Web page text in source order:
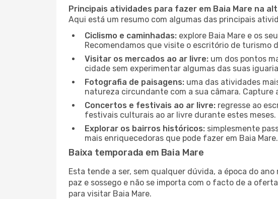
Principais atividades para fazer em Baia Mare na
Aqui está um resumo com algumas das principais
Ciclismo e caminhadas: explore Baia Mare e os
Recomendamos que visite o escritório de turismo
Visitar os mercados ao ar livre: um dos pontos
cidade sem experimentar algumas das suas
Fotografia de paisagens: uma das atividades
natureza circundante com a sua câmara. Capture
Concertos e festivais ao ar livre: regresse ao
festivais culturais ao ar livre durante estes
Explorar os bairros históricos: simplesmente
mais enriquecedoras que pode fazer em Baia
Baixa temporada em Baia Mare
Esta tende a ser, sem qualquer dúvida, a época do
paz e sossego e não se importa com o facto de a
para visitar Baia Mare.